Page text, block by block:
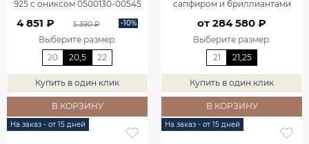
925 с ониксом 0500130-00545
4 851 ₽ 5 390 ₽ -10%
Выберите размер:
20
20,5 22
Купить в один клик
В КОРЗИНУ
сапфиром и бриллиантами
от 284 580 ₽
Выберите размер:
21
21,25
Купить в один клик
В КОРЗИНУ
На заказ - от 15 дней На заказ - от 15 дней